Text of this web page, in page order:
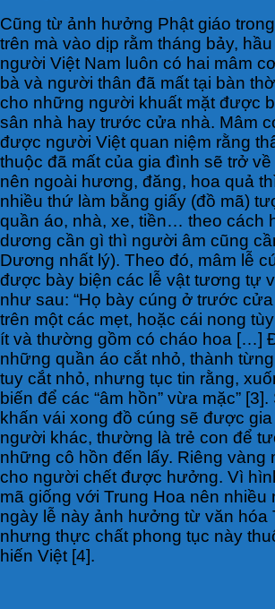
Cũng từ ảnh hưởng Phật giáo
trên mà vào dịp rằm tháng bảy,
người Việt Nam luôn có hai mâm
bà và người thân đã mất tại bàn
cho những người khuất mặt được
sân nhà hay trước cửa nhà. Mâm
được người Việt quan niệm rằng
thuộc đã mất của gia đình sẽ trở
nên ngoài hương, đăng, hoa quả
nhiều thứ làm bằng giấy (đồ mã)
quần áo, nhà, xe, tiền… theo cách
dương cần gì thì người âm cũng
Dương nhất lý). Theo đó, mâm lễ
được bày biện các lễ vật tương tự
như sau: “Họ bày cúng ở trước
trên một các mẹt, hoặc cái nong
ít và thường gồm có cháo hoa […]
những quần áo cắt nhỏ, thành
tuy cắt nhỏ, nhưng tục tin rằng,
biến để các “âm hồn” vừa mặc”
khấn vái xong đồ cúng sẽ được
người khác, thường là trẻ con để
những cô hồn đến lấy. Riêng vàng
cho người chết được hưởng. Vì
mã giống với Trung Hoa nên nhiều
ngày lễ này ảnh hưởng từ văn hóa
nhưng thực chất phong tục này
hiến Việt [4].